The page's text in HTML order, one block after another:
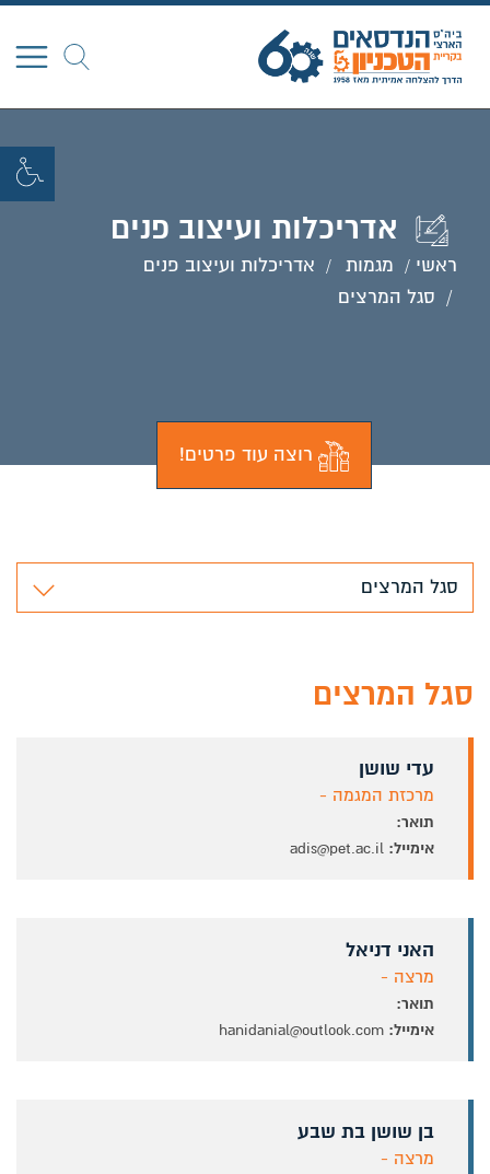
חפש
אדריכלות ועיצוב פנים
ראשי מגמות
אדריכלות ועיצוב פנים
סגל המרצים
רוצה עוד פרטים!
סגל המרצים
סגל המרצים
עדי שושן
מרכזת המגמה -
תואר:
אימייל:adis@pet.ac.il
האני דניאל
מרצה -
תואר:
אימייל:hanidanial@outlook.com
בן שושן בת שבע
מרצה -